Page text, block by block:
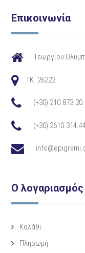
Επικοινωνία
Γεωργίου
TK. 26222
(+30)
(+30)
Ο
Καλάθι
Πληρωμή